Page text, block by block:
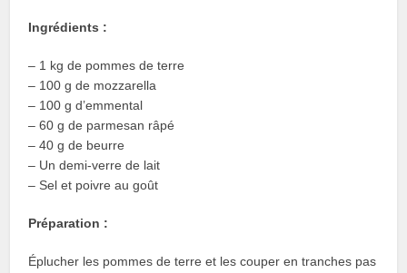
Ingrédients :
– 1 kg de pommes de terre
– 100 g de mozzarella
– 100 g d’emmental
– 60 g de parmesan râpé
– 40 g de beurre
– Un demi-verre de lait
– Sel et poivre au goût
Préparation :
Éplucher les pommes de terre et les couper en tranches pas